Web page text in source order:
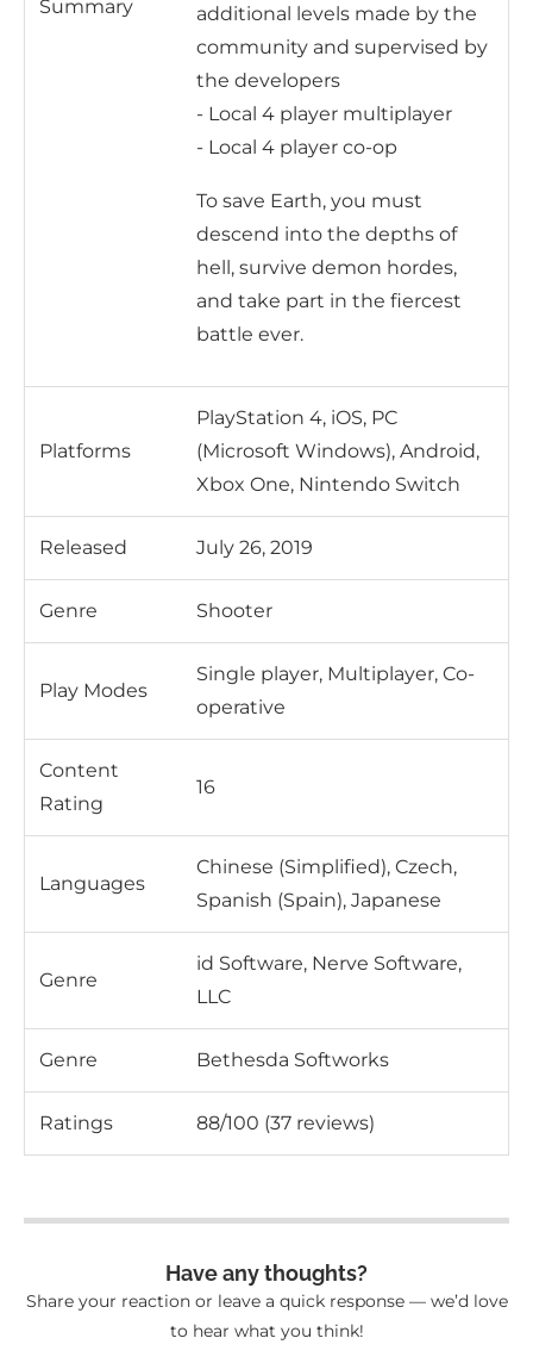
Summary
additional levels made by the
community and supervised by
the developers
- Local 4 player multiplayer
- Local 4 player co-op
To save Earth, you must
descend into the depths of
hell, survive demon hordes,
and take part in the fiercest
battle ever.
Platforms
PlayStation 4, iOS, PC
(Microsoft Windows), Android,
Xbox One, Nintendo Switch
Released July 26, 2019
Genre Shooter
Play Modes
Single player, Multiplayer, Co-
operative
Content
Rating
16
Languages
Chinese (Simplified), Czech,
Spanish (Spain), Japanese
Genre
id Software, Nerve Software,
LLC
Genre Bethesda Softworks
Ratings 88/100 (37 reviews)
Have any thoughts?
Share your reaction or leave a quick response — we’d love
to hear what you think!